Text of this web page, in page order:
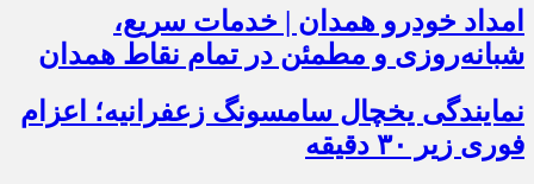
امداد خودرو همدان | خدمات سریع،
شبانه‌روزی و مطمئن در تمام نقاط همدان
نمایندگی یخچال سامسونگ زعفرانیه؛ اعزام
فوری زیر ۳۰ دقیقه